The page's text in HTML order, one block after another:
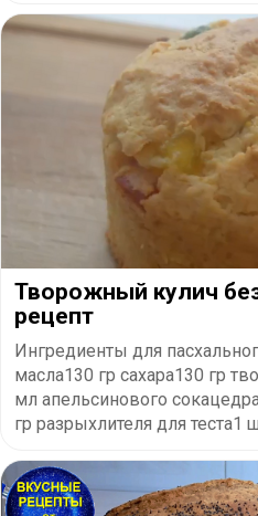
Творожный кулич
рецепт
Ингредиенты для
масла130 гр сахара130 гр
мл апельсинового
гр разрыхлителя для теста1